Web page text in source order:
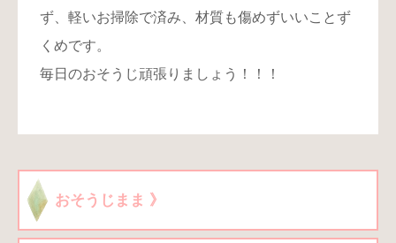
ず、軽いお掃除で済み、材質も傷めずいいことず
くめです。
毎日のおそうじ頑張りましょう！！！
おそうじまま 》